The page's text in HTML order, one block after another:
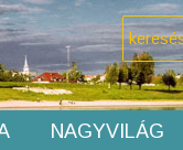
NAGYVILÁG